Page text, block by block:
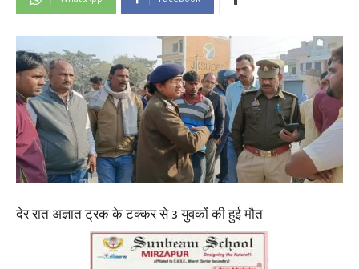
देर रात अज्ञात ट्रक के टक्कर से 3 युवकों की हुई मौत